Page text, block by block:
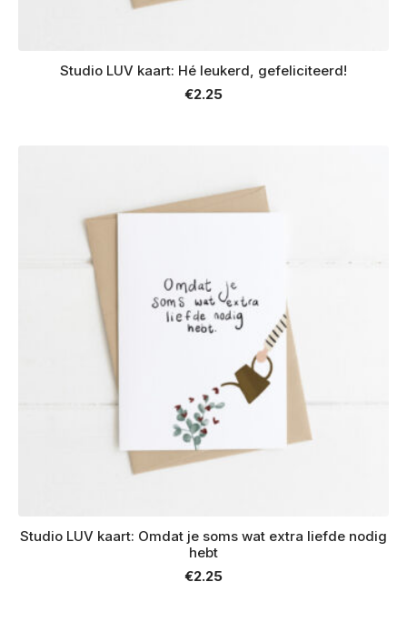
Studio LUV kaart: Hé leukerd, gefeliciteerd!
€2.25
Studio LUV kaart: Omdat je soms wat extra liefde nodig
hebt
€2.25